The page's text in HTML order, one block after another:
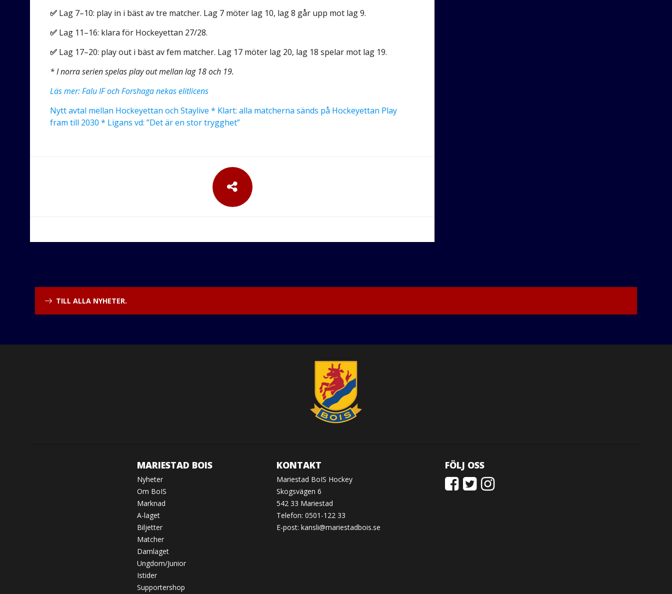
✅ Lag 7–10: play in i bäst av tre matcher. Lag 7 möter lag 10, lag 8 går upp mot lag 9.
✅ Lag 11–16: klara för Hockeyettan 27/28.
✅ Lag 17–20: play out i bäst av fem matcher. Lag 17 möter lag 20, lag 18 spelar mot lag 19.
* I norra serien spelas play out mellan lag 18 och 19.
Läs mer: Falu IF och Forshaga nekas elitlicens
Nytt avtal mellan Hockeyettan och Staylive * Klart: alla matcherna sänds på Hockeyettan Play
fram till 2030 * Ligans vd: ”Det är en stor trygghet”
TILL ALLA NYHETER.
MARIESTAD BOIS
Nyheter
Om BoIS
Marknad
A-laget
Biljetter
Matcher
Damlaget
Ungdom/Junior
Istider
Supportershop
KONTAKT
Mariestad BoIS Hockey
Skogsvägen 6
542 33 Mariestad
Telefon: 0501-122 33
E-post:kansli@mariestadbois.se
FÖLJ OSS